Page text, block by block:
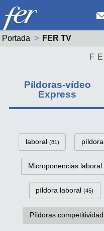
Portada Actual:
FER TV
Píldoras-vídeo
Express
FerTv
laboral (81)
Microponencias laboral
píldora laboral (45)
Píldoras competitividad